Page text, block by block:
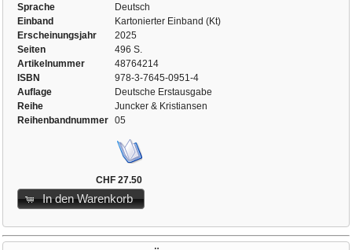
Sprache
Deutsch
Einband
Kartonierter Einband (Kt)
Erscheinungsjahr
2025
Seiten
496 S.
Artikelnummer
48764214
ISBN
978-3-7645-0951-4
Auflage
Deutsche Erstausgabe
Reihe
Juncker & Kristiansen
Reihenbandnummer
05
CHF 27.50
In den Warenkorb